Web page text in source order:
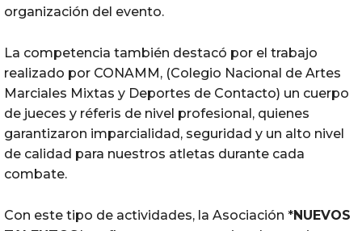
organización del evento.
La competencia también destacó por el trabajo
realizado por CONAMM, (Colegio Nacional de Artes
Marciales Mixtas y Deportes de Contacto) un cuerpo
de jueces y réferis de nivel profesional, quienes
garantizaron imparcialidad, seguridad y un alto nivel
de calidad para nuestros atletas durante cada
combate.
Con este tipo de actividades, la Asociación *NUEVOS